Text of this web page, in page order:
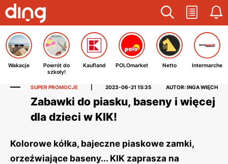
Wakacje
Powrót do
szkoły!
Kaufland POLOmarket Netto Intermarche
SUPER PROMOCJE 2023-06-21 15:35 AUTOR: INGA WIĘCH
Zabawki do piasku, baseny i więcej
dla dzieci w KIK!
Kolorowe kółka, bajeczne piaskowe zamki,
orzeźwiające baseny... KIK zaprasza na